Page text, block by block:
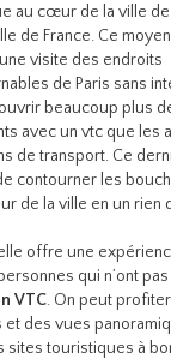
au cœur de la ville de
de France. Ce
visite des endroits
de Paris sans
beaucoup plus
avec un vtc que les
de transport. Ce
contourner les
de la ville en un rien
offre une
qui n’ont
VTC. On peut
et des vues
sites touristiques à